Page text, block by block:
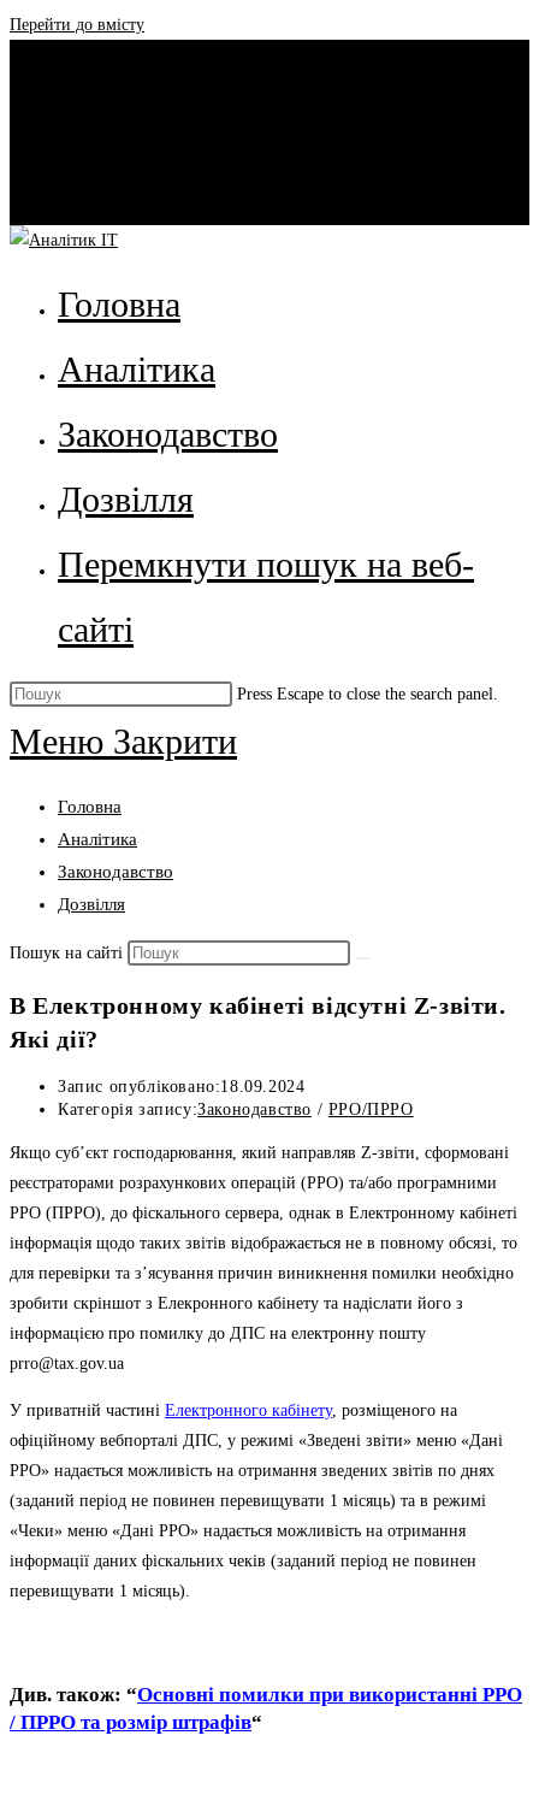
Перейти до вмісту
Головна
Аналітика
Законодавство
Дозвілля
Перемкнути пошук на веб-
сайті
Press Escape to close the search panel.
Меню Закрити
Головна
Аналітика
Законодавство
Дозвілля
Пошук на сайті
В Електронному кабінеті відсутні Z-звіти.
Які дії?
Запис опубліковано:18.09.2024
Категорія запису:Законодавство / РРО/ПРРО
Якщо суб’єкт господарювання, який направляв Z-звіти, сформовані
реєстраторами розрахункових операцій (РРО) та/або програмними
РРО (ПРРО), до фіскального сервера, однак в Електронному кабінеті
інформація щодо таких звітів відображається не в повному обсязі, то
для перевірки та з’ясування причин виникнення помилки необхідно
зробити скріншот з Елекронного кабінету та надіслати його з
інформацією про помилку до ДПС на електронну пошту
prro@tax.gov.ua
У приватній частині Електронного кабінету, розміщеного на
офіційному вебпорталі ДПС, у режимі «Зведені звіти» меню «Дані
РРО» надається можливість на отримання зведених звітів по днях
(заданий період не повинен перевищувати 1 місяць) та в режимі
«Чеки» меню «Дані РРО» надається можливість на отримання
інформації даних фіскальних чеків (заданий період не повинен
перевищувати 1 місяць).
Див. також: “Основні помилки при використанні РРО
/ ПРРО та розмір штрафів“